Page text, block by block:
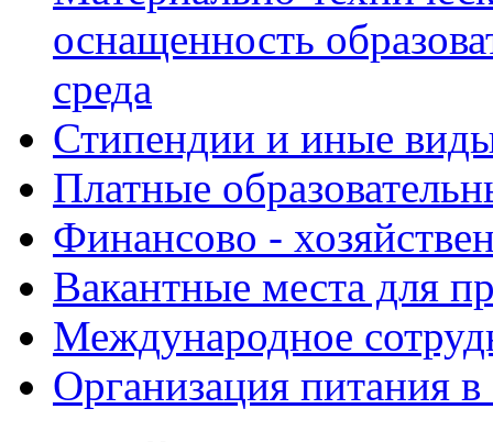
оснащенность
среда
Стипендии и иные
Платные
Финансово -
Вакантные места для
Международное
Организация питания в